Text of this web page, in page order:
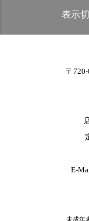
表示
〒
E-
未成年